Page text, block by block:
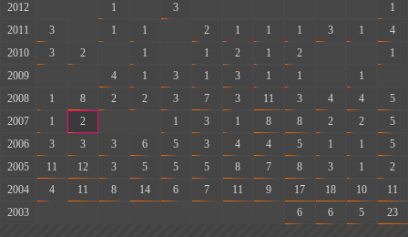
2012
1 3
1
2011
3 1 1 2 1 1 1 3 1
4
2010
3 2 1 1 2 1 2
1
2009
4 1 3 1 3 1 1 1
2008
1 8 2 2 3 7 3 11 3 4 4
5
2007
1 2 1 3 1 8 8 2 2
5
2006
3 3 3 6 5 3 4 4 5 1 1
5
2005
11 12 3 5 5 5 8 7 8 3 1
2
2004
4 11 8 14 6 7 11 9 17 18 10
11
2003
6 6 5 23